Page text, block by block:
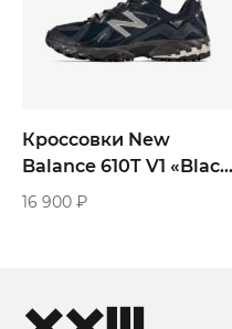
Кроссовки New
Balance 610T V1 «Black
Phantom»
16 900 ₽